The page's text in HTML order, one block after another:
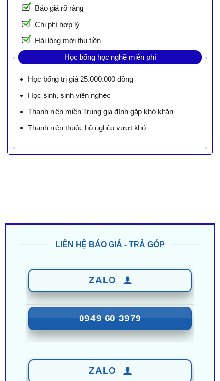
Báo giá rõ ràng
Chi phí hợp lý
Hài lòng mới thu tiền
Học bổng học nghề miễn phí
Học bổng trị giá 25.000.000 đồng
Học sinh, sinh viên nghèo
Thanh niên miền Trung gia đình gặp khó khăn
Thanh niên thuộc hộ nghèo vượt khó
LIÊN HỆ BÁO GIÁ - TRẢ GÓP
ZALO
0949 60 3979